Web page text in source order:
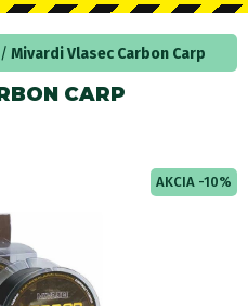
Mivardi Vlasec Carbon Carp
CARP
AKCIA -10%